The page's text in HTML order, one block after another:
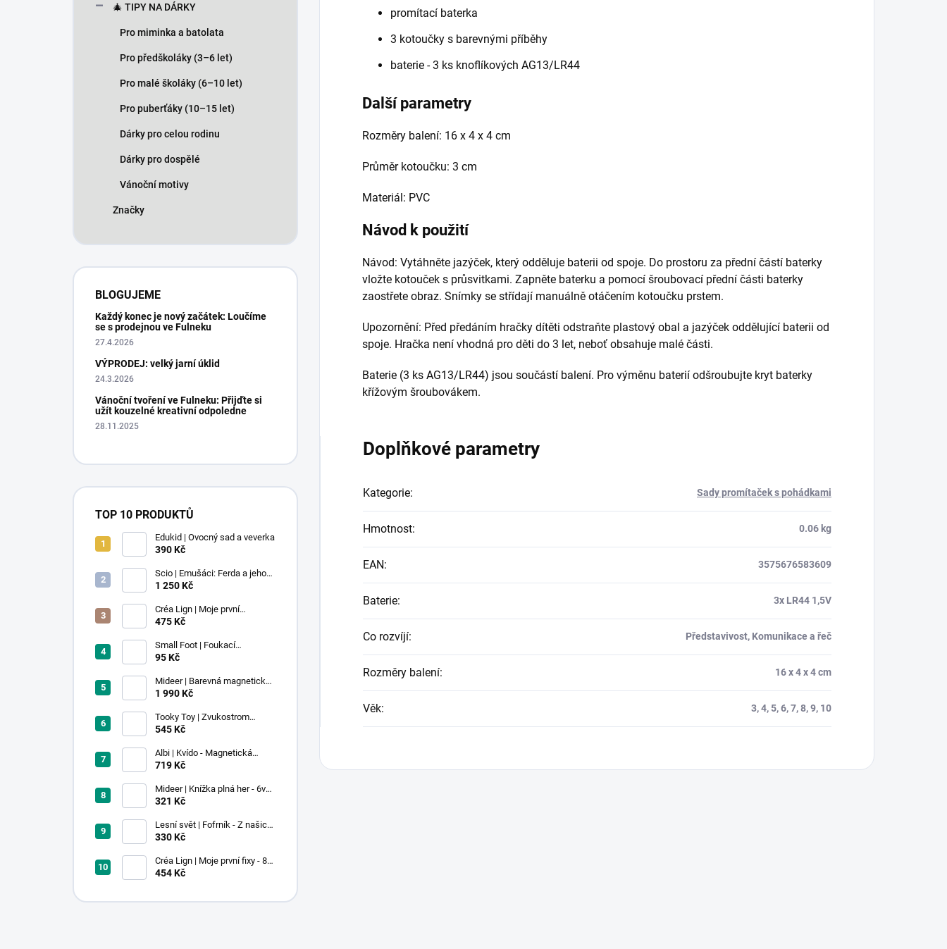
🎄 TIPY NA DÁRKY
Pro miminka a batolata
Pro předškoláky (3–6 let)
Pro malé školáky (6–10 let)
Pro puberťáky (10–15 let)
Dárky pro celou rodinu
Dárky pro dospělé
Vánoční motivy
Značky
BLOGUJEME
Každý konec je nový začátek: Loučíme
se s prodejnou ve Fulneku
27.4.2026
VÝPRODEJ: velký jarní úklid
24.3.2026
Vánoční tvoření ve Fulneku: Přijďte si
užít kouzelné kreativní odpoledne
28.11.2025
TOP 10 PRODUKTŮ
Edukid | Ovocný sad a veverka
390 Kč
Scio | Emušáci: Ferda a jeho
mouchy (1. díl)
1 250 Kč
Créa Lign | Moje první
voskovky - 9 ks
475 Kč
Small Foot | Foukací
lokomotiva s balonkem 1 ks
95 Kč
Mideer | Barevná magnetická
stavebnice - 100 ks
1 990 Kč
Tooky Toy | Zvukostrom
Pastel
545 Kč
Albi | Kvído - Magnetická
zvířátka: Farma
719 Kč
Mideer | Knížka plná her - 6v1 -
Dobrodružství v muzeu
321 Kč
Lesní svět | Fofrník - Z našich
lesů
330 Kč
Créa Lign | Moje první fixy - 8
ks
454 Kč
promítací baterka
3 kotoučky s barevnými příběhy
baterie - 3 ks knoflíkových AG13/LR44
Další parametry
Rozměry balení: 16 x 4 x 4 cm
Průměr kotoučku: 3 cm
Materiál: PVC
Návod k použití
Návod: Vytáhněte jazýček, který odděluje baterii od spoje. Do prostoru za přední částí baterky
vložte kotouček s průsvitkami. Zapněte baterku a pomocí šroubovací přední části baterky
zaostřete obraz. Snímky se střídají manuálně otáčením kotoučku prstem.
Upozornění: Před předáním hračky dítěti odstraňte plastový obal a jazýček oddělující baterii od
spoje. Hračka není vhodná pro děti do 3 let, neboť obsahuje malé části.
Baterie (3 ks AG13/LR44) jsou součástí balení. Pro výměnu baterií odšroubujte kryt baterky
křížovým šroubovákem.
Doplňkové parametry
Kategorie: Sady promítaček s pohádkami
Hmotnost: 0.06 kg
EAN: 3575676583609
Baterie: 3x LR44 1,5V
Co rozvíjí: Představivost, Komunikace a řeč
Rozměry balení: 16 x 4 x 4 cm
Věk: 3, 4, 5, 6, 7, 8, 9, 10